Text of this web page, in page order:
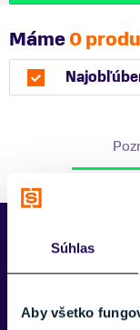
Súhlas
Aby všetko
Máme0